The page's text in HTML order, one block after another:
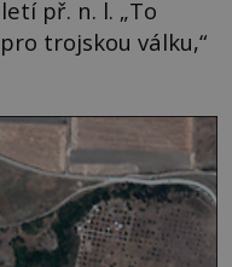
př. n. l. „To
trojskou válku,“